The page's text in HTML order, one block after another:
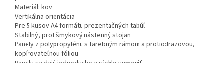
Materiál: kov
Vertikálna orientácia
Pre 5 kusov A4 formátu prezentačných tabúľ
Stabilný, protišmykový nástenný stojan
Panely z polypropylénu s farebným rámom a protiodrazovou,
kopírovateľnou fóliou